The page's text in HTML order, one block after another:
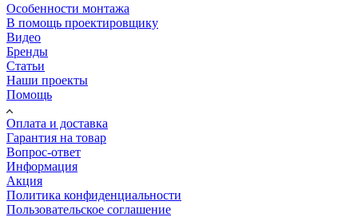
Особенности монтажа
В помощь проектировщику
Видео
Бренды
Статьи
Наши проекты
Помощь
Оплата и доставка
Гарантия на товар
Вопрос-ответ
Информация
Акция
Политика конфиденциальности
Пользовательское соглашение